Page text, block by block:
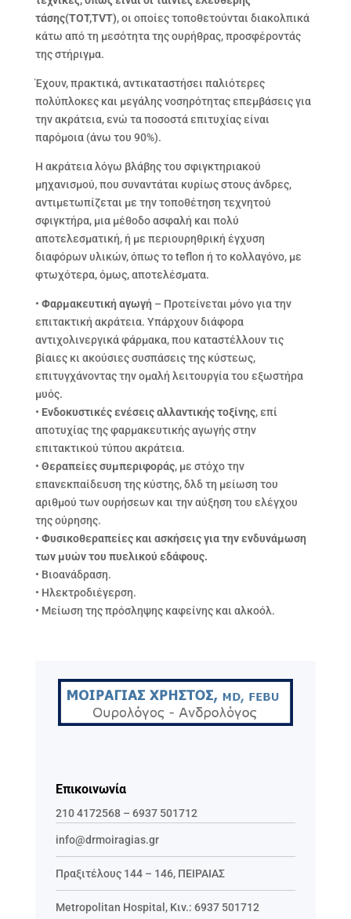
τάσης(TOT,TVT), οι οποίες τοποθετούνται διακολπικά
κάτω από τη μεσότητα της ουρήθρας, προσφέροντάς
της στήριγμα.
Έχουν, πρακτικά, αντικαταστήσει παλιότερες
πολύπλοκες και μεγάλης νοσηρότητας επεμβάσεις για
την ακράτεια, ενώ τα ποσοστά επιτυχίας είναι
παρόμοια (άνω του 90%).
Η ακράτεια λόγω βλάβης του σφιγκτηριακού
μηχανισμού, που συναντάται κυρίως στους άνδρες,
αντιμετωπίζεται με την τοποθέτηση τεχνητού
σφιγκτήρα, μια μέθοδο ασφαλή και πολύ
αποτελεσματική, ή με περιουρηθρική έγχυση
διαφόρων υλικών, όπως το teflon ή το κολλαγόνο, με
φτωχότερα, όμως, αποτελέσματα.
• Φαρμακευτική αγωγή– Προτείνεται μόνο για την
επιτακτική ακράτεια. Υπάρχουν διάφορα
αντιχολινεργικά φάρμακα, που καταστέλλουν τις
βίαιες κι ακούσιες συσπάσεις της κύστεως,
επιτυγχάνοντας την ομαλή λειτουργία του εξωστήρα
μυός.
• Ενδοκυστικές ενέσεις αλλαντικής τοξίνης, επί
αποτυχίας της φαρμακευτικής αγωγής στην
επιτακτικού τύπου ακράτεια.
• Θεραπείες συμπεριφοράς, με στόχο την
επανεκπαίδευση της κύστης, δλδ τη μείωση του
αριθμού των ουρήσεων και την αύξηση του ελέγχου
της ούρησης.
• Φυσικοθεραπείες και ασκήσεις για την ενδυνάμωση
των μυών του πυελικού εδάφους.
• Βιοανάδραση.
• Ηλεκτροδιέγερση.
• Μείωση της πρόσληψης καφείνης και αλκοόλ.
Επικοινωνία
210 4172568– 6937 501712
info@drmoiragias.gr
Πραξιτέλους 144 – 146, ΠΕΙΡΑΙΑΣ
Metropolitan Hospital, Κιν.: 6937 501712